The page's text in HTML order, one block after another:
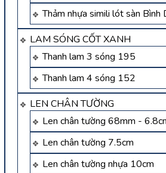
Thảm nhựa simili lót sàn Bình
LAM SÓNG CỐT XANH
Thanh lam 3 sóng 195
Thanh lam 4 sóng 152
LEN CHÂN TƯỜNG
Len chân tường 68mm -
Len chân tường 7.5cm
Len chân tường nhựa 10cm